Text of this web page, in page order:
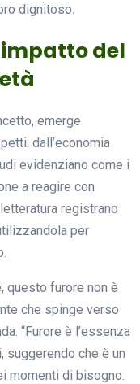
dignitoso.
del
emerge
dall’economia
evidenziano come i
a reagire con
registrano
per
questo furore non è
che spinge verso
“Furore è l’essenza
suggerendo che è un
momenti di bisogno.